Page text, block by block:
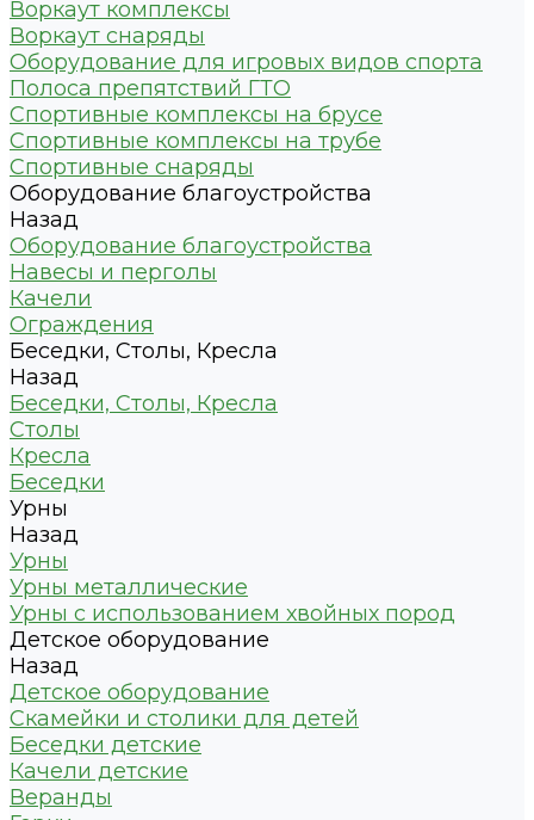
Воркаут комплексы
Воркаут снаряды
Оборудование для игровых видов спорта
Полоса препятствий ГТО
Спортивные комплексы на брусе
Спортивные комплексы на трубе
Спортивные снаряды
Оборудование благоустройства
Назад
Оборудование благоустройства
Навесы и перголы
Качели
Ограждения
Беседки, Столы, Кресла
Назад
Беседки, Столы, Кресла
Столы
Кресла
Беседки
Урны
Назад
Урны
Урны металлические
Урны с использованием хвойных пород
Детское оборудование
Назад
Детское оборудование
Скамейки и столики для детей
Беседки детские
Качели детские
Веранды